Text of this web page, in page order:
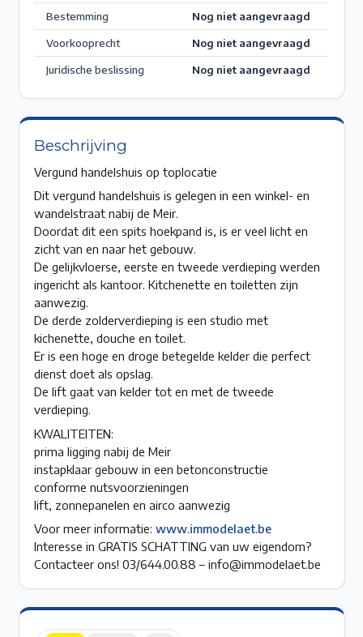
Bestemming
Nog niet aangevraagd
Voorkooprecht
Nog niet aangevraagd
Juridische beslissing
Nog niet aangevraagd
Beschrijving
Vergund handelshuis op toplocatie
Dit vergund handelshuis is gelegen in een winkel- en
wandelstraat nabij de Meir.
Doordat dit een spits hoekpand is, is er veel licht en
zicht van en naar het gebouw.
De gelijkvloerse, eerste en tweede verdieping werden
ingericht als kantoor. Kitchenette en toiletten zijn
aanwezig.
De derde zolderverdieping is een studio met
kichenette, douche en toilet.
Er is een hoge en droge betegelde kelder die perfect
dienst doet als opslag.
De lift gaat van kelder tot en met de tweede
verdieping.
KWALITEITEN:
prima ligging nabij de Meir
instapklaar gebouw in een betonconstructie
conforme nutsvoorzieningen
lift, zonnepanelen en airco aanwezig
Voor meer informatie:www.immodelaet.be
Interesse in GRATIS SCHATTING van uw eigendom?
Contacteer ons! 03/644.00.88 – info@immodelaet.be